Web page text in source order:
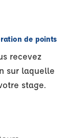
de points
recevez
sur laquelle
stage.